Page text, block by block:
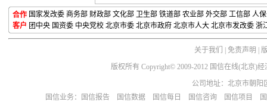
合作
客户
国家发改委 商务部 财政部 文化部 卫生部 铁道部 农业部 外交部 工信部 人
团中央 国资委 中央党校 北京市委 北京市政府 北京市人大 北京市发改委 浙
关于我们 免责声明
版权所有 Copyright© 2009-2012 国信在线(北京)
公司地址：北京市朝阳
国信业务：
国信报告 国信数据 国信每日 国信咨询 国信项目